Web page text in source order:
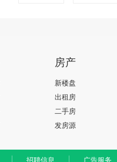
房产
新楼盘
出租房
二手房
发房源
招聘信息 广告服务